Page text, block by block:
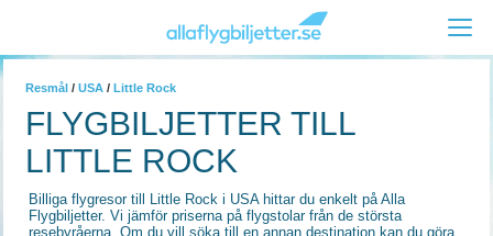
Resmål / USA / Little Rock
FLYGBILJETTER TILL
LITTLE ROCK
Billiga flygresor till Little Rock i USA hittar du enkelt på Alla
Flygbiljetter. Vi jämför priserna på flygstolar från de största
resebyråerna. Om du vill söka till en annan destination kan du göra